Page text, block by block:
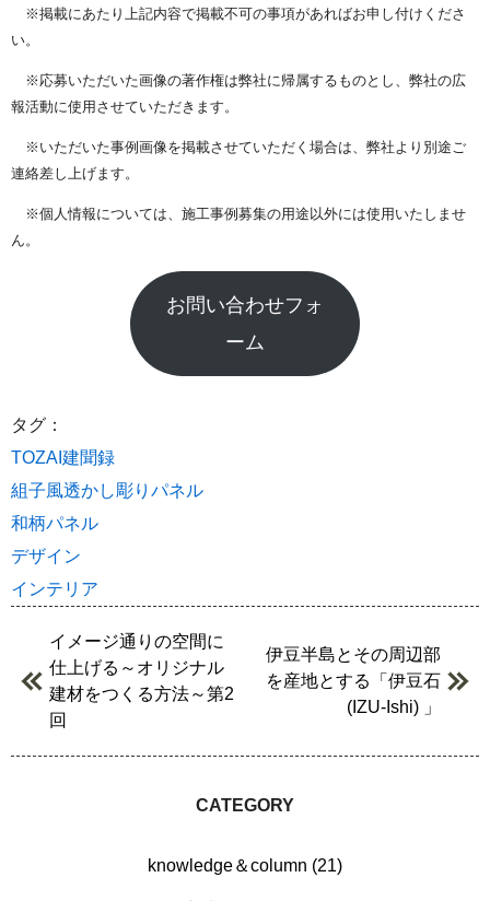
※掲載にあたり上記内容で掲載不可の事項があればお申し付けくださ
い。
※応募いただいた画像の著作権は弊社に帰属するものとし、弊社の広
報活動に使用させていただきます。
※いただいた事例画像を掲載させていただく場合は、弊社より別途ご
連絡差し上げます。
※個人情報については、施工事例募集の用途以外には使用いたしませ
ん。
お問い合わせフォ
ーム
タグ：
TOZAI建聞録
組子風透かし彫りパネル
和柄パネル
デザイン
インテリア
イメージ通りの空間に
仕上げる～オリジナル
建材をつくる方法～第2
回
伊豆半島とその周辺部
を産地とする「伊豆石
(IZU-Ishi) 」
CATEGORY
knowledge＆column (21)